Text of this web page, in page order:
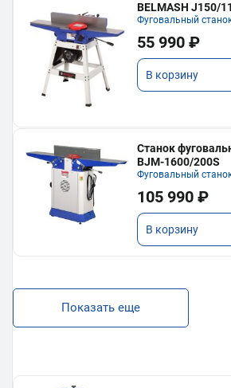
BELMASH J150/
Фуговальный
55 990 ₽
В корзину
Станок
BJM-1600/200S
Фуговальный
105 990 ₽
В корзину
Показать еще